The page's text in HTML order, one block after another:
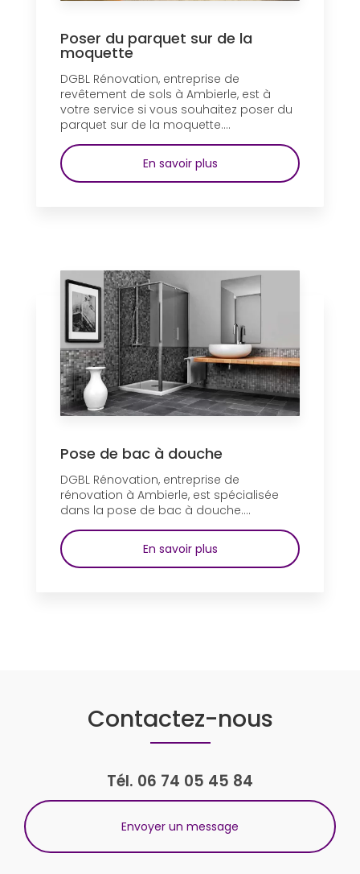
Poser du parquet sur de la
moquette
DGBL Rénovation, entreprise de
revêtement de sols à Ambierle, est à
votre service si vous souhaitez poser du
parquet sur de la moquette....
En savoir plus
Pose de bac à douche
DGBL Rénovation, entreprise de
rénovation à Ambierle, est spécialisée
dans la pose de bac à douche....
En savoir plus
Contactez-nous
Tél. 06 74 05 45 84
Envoyer un message